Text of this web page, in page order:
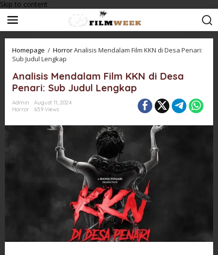
Skip to content
Homepage / HorrorAnalisis Mendalam Film KKN di Desa Penari:
Sub Judul Lengkap
Analisis Mendalam Film KKN di Desa
Penari: Sub Judul Lengkap
Admin
August 11, 2024
Horror
659 Views